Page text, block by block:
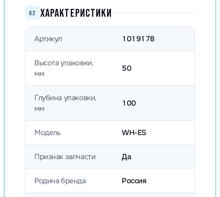
02 ХАРАКТЕРИСТИКИ
Артикул 1019178
Высота упаковки,
мм
50
Глубина упаковки,
мм
100
Модель WH-ES
Признак запчасти Да
Родина бренда Россия